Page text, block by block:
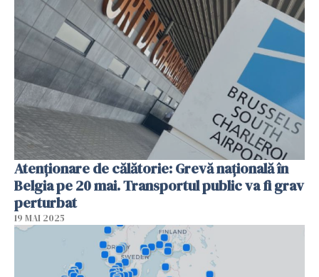
Atenționare de călătorie: Grevă națională în
Belgia pe 20 mai. Transportul public va fi grav
perturbat
19 MAI 2025